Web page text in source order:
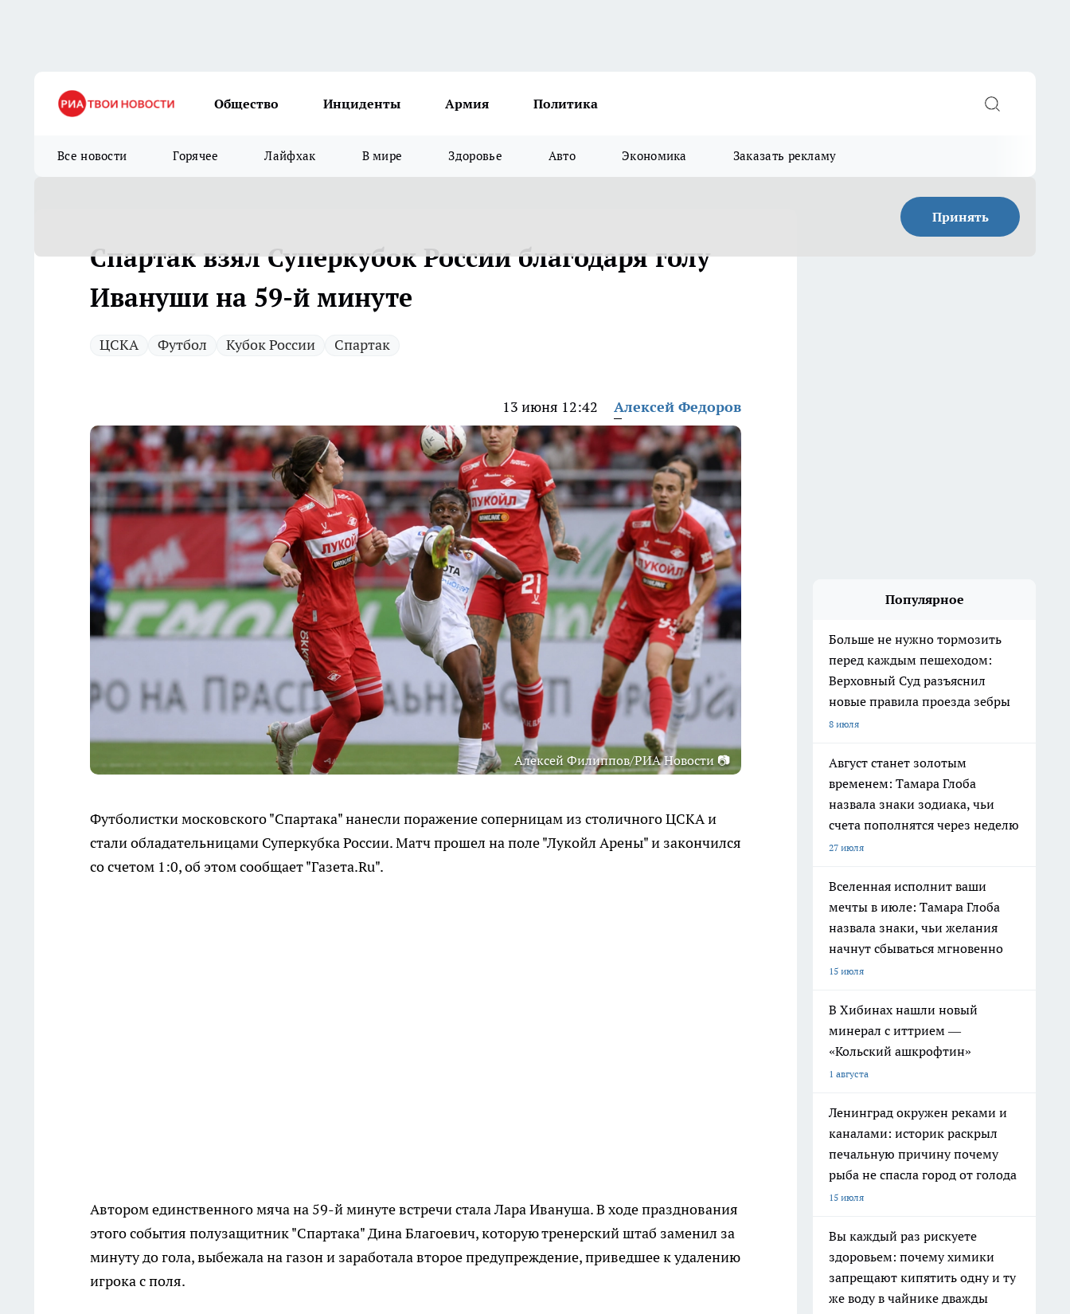
Общество Инциденты Армия Политика
Все новости Горячее Лайфхак В мире Здоровье Авто Экономика Заказать рекламу
Принять
Спартак взял Суперкубок России благодаря голу
Ивануши на 59-й минуте
ЦСКА Футбол Кубок России Спартак
13 июня 12:42 Алексей Федоров
Алексей Филиппов/РИА Новости 📷
Футболистки московского "Спартака" нанесли поражение соперницам из столичного ЦСКА и
стали обладательницами Суперкубка России. Матч прошел на поле "Лукойл Арены" и закончился
со счетом 1:0, об этом сообщает "Газета.Ru".
Автором единственного мяча на 59-й минуте встречи стала Лара Ивануша. В ходе празднования
этого события полузащитник "Спартака" Дина Благоевич, которую тренерский штаб заменил за
минуту до гола, выбежала на газон и заработала второе предупреждение, приведшее к удалению
игрока с поля.
Популярное
Больше не нужно тормозить
перед каждым пешеходом:
Верховный Суд разъяснил
новые правила проезда зебры
8 июля
Август станет золотым
временем: Тамара Глоба
назвала знаки зодиака, чьи
счета пополнятся через неделю
27 июля
Вселенная исполнит ваши
мечты в июле: Тамара Глоба
назвала знаки, чьи желания
начнут сбываться мгновенно
15 июля
В Хибинах нашли новый
минерал с иттрием —
«Кольский ашкрофтин»
1 августа
Ленинград окружен реками и
каналами: историк раскрыл
печальную причину почему
рыба не спасла город от голода
15 июля
Вы каждый раз рискуете
здоровьем: почему химики
запрещают кипятить одну и ту
же воду в чайнике дважды